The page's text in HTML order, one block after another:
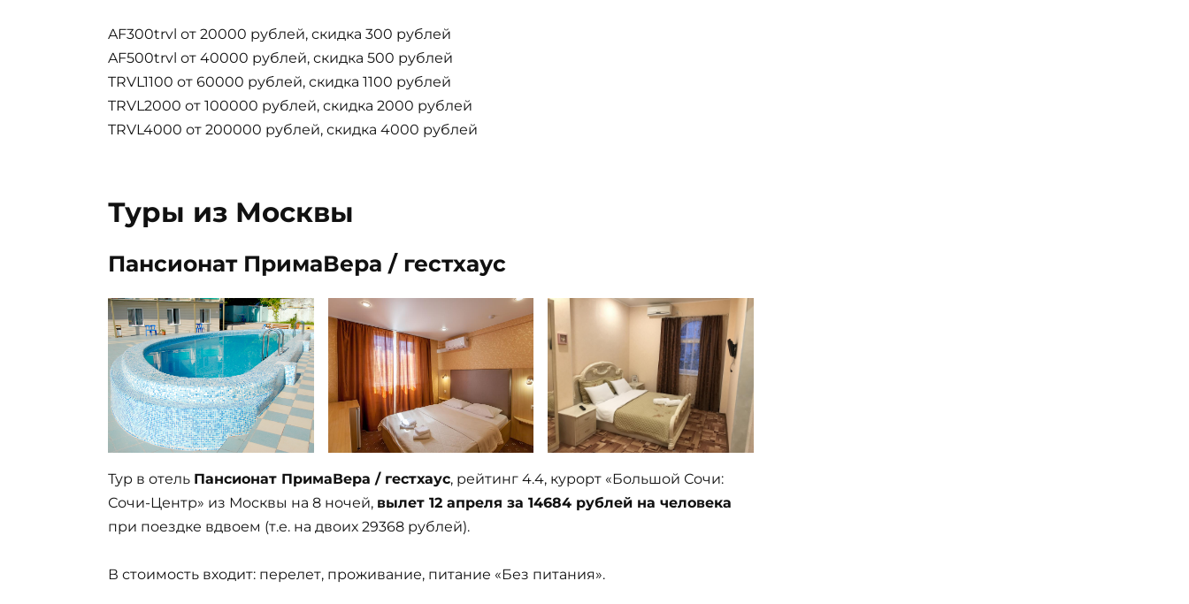
AF300trvl от 20000 рублей, скидка 300 рублей
AF500trvl от 40000 рублей, скидка 500 рублей
TRVL1100 от 60000 рублей, скидка 1100 рублей
TRVL2000 от 100000 рублей, скидка 2000 рублей
TRVL4000 от 200000 рублей, скидка 4000 рублей
Туры из Москвы
Пансионат ПримаВера / гестхаус
Тур в отель Пансионат ПримаВера / гестхаус, рейтинг 4.4, курорт «Большой Сочи:
Сочи-Центр» из Москвы на 8 ночей, вылет 12 апреля за 14684 рублей на человека
при поездке вдвоем (т.е. на двоих 29368 рублей).
В стоимость входит: перелет, проживание, питание «Без питания».